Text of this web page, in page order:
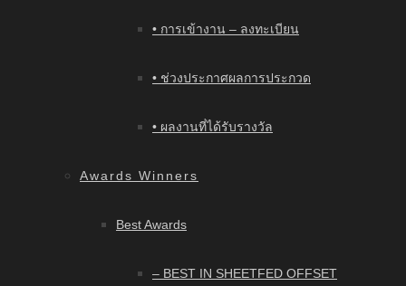
• การเข้างาน – ลงทะเบียน
• ช่วงประกาศผลการประกวด
• ผลงานที่ได้รับรางวัล
Awards Winners
Best Awards
– BEST IN SHEETFED OFFSET